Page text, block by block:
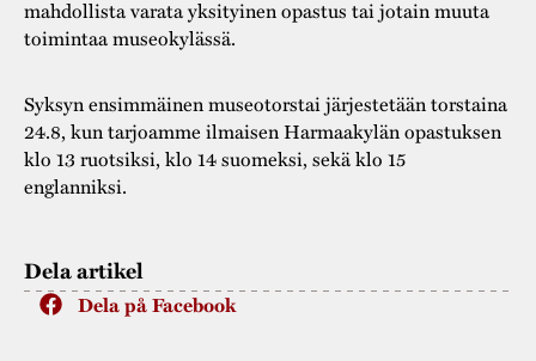
Dela artikel
Dela på Facebook
mahdollista varata yksityinen opastus tai jotain muuta
toimintaa museokylässä.
Syksyn ensimmäinen museotorstai järjestetään torstaina
24.8, kun tarjoamme ilmaisen Harmaakylän opastuksen
klo 13 ruotsiksi, klo 14 suomeksi, sekä klo 15
englanniksi.